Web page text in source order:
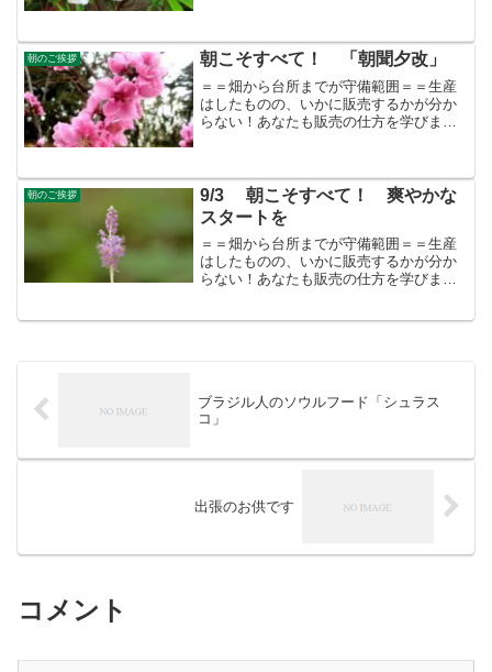
朝のご挨拶 朝こそすべて！ 「朝聞夕改」
＝＝畑から台所までが守備範囲＝＝生産
はしたものの、いかに販売するかが分か
らない！あなたも販売の仕方を学びませ
朝のご挨拶
9/3 朝こそすべて！ 爽やかな
スタートを
＝＝畑から台所までが守備範囲＝＝生産
はしたものの、いかに販売するかが分か
らない！あなたも販売の仕方を学びませ
ブラジル人のソウルフード「シュラス
コ」
出張のお供です
コメント